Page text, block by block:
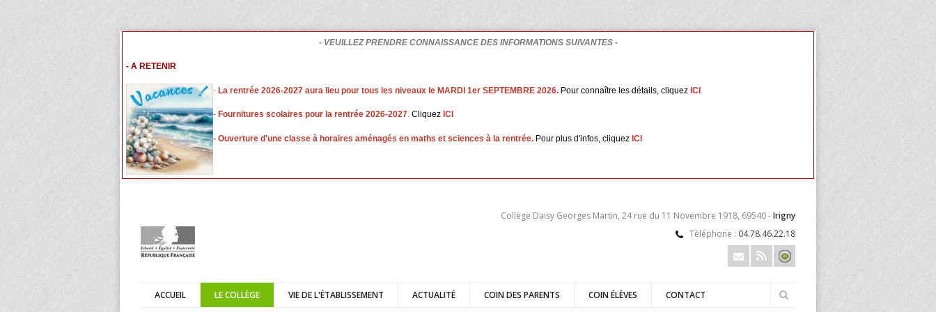
- VEUILLEZ PRENDRE CONNAISSANCE DES INFORMATIONS SUIVANTES -
- A RETENIR
- La rentrée 2026-2027 aura lieu pour tous les niveaux le MARDI 1er SEPTEMBRE 2026. Pour connaître les détails, cliquez ICI
- Fournitures scolaires pour la rentrée 2026-2027. Cliquez ICI
- Ouverture d'une classe à horaires aménagés en maths et sciences à la rentrée. Pour plus d'infos, cliquez ICI
Collège Daisy Georges Martin, 24 rue du 11 Novembre 1918, 69540 -Irigny
Téléphone : 04.78.46.22.18
ACCUEIL LE COLLÈGE VIE DE L'ÉTABLISSEMENT ACTUALITÉ COIN DES PARENTS COIN ÉLÈVES CONTACT